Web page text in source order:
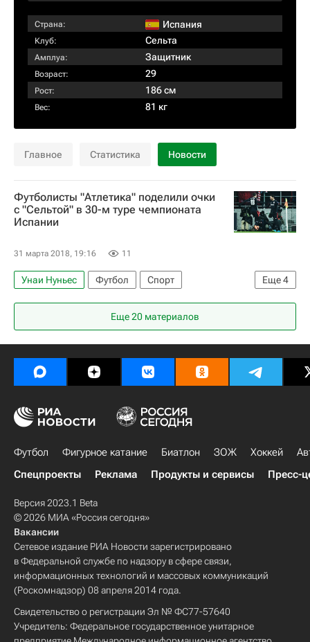
Страна: Испания
Клуб: Сельта
Амплуа: Защитник
Возраст: 29
Рост: 186 см
Вес: 81 кг
Главное Статистика Новости
Футболисты "Атлетика" поделили очки
с "Сельтой" в 30-м туре чемпионата
Испании
31 марта 2018, 19:16 11
Еще4
Унаи Нуньес Футбол
Спорт
Чемпионат Испании по футболу
Сельта
Браис Мендес
Еще 20 материалов
Футбол Фигурное катание Биатлон ЗОЖ Хоккей
Спецпроекты
Реклама Продукты и сервисы Пресс-
Версия 2023.1 Beta
© 2026 МИА «Россия сегодня»
Вакансии
Сетевое издание РИА Новости зарегистрировано
в Федеральной службе по надзору в сфере связи,
информационных технологий и массовых коммуникаций
(Роскомнадзор) 08 апреля 2014 года.
Свидетельство о регистрации Эл № ФС77-57640
Учредитель: Федеральное государственное унитарное